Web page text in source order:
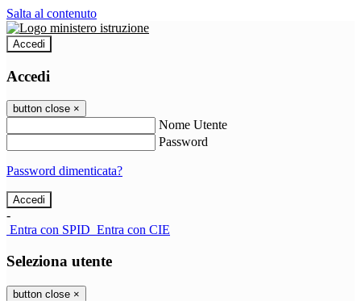
Salta al contenuto
Accedi
Accedi
button close ×
Nome Utente
Password
Password dimenticata?
-
Entra con SPID Entra con CIE
Seleziona utente
button close ×